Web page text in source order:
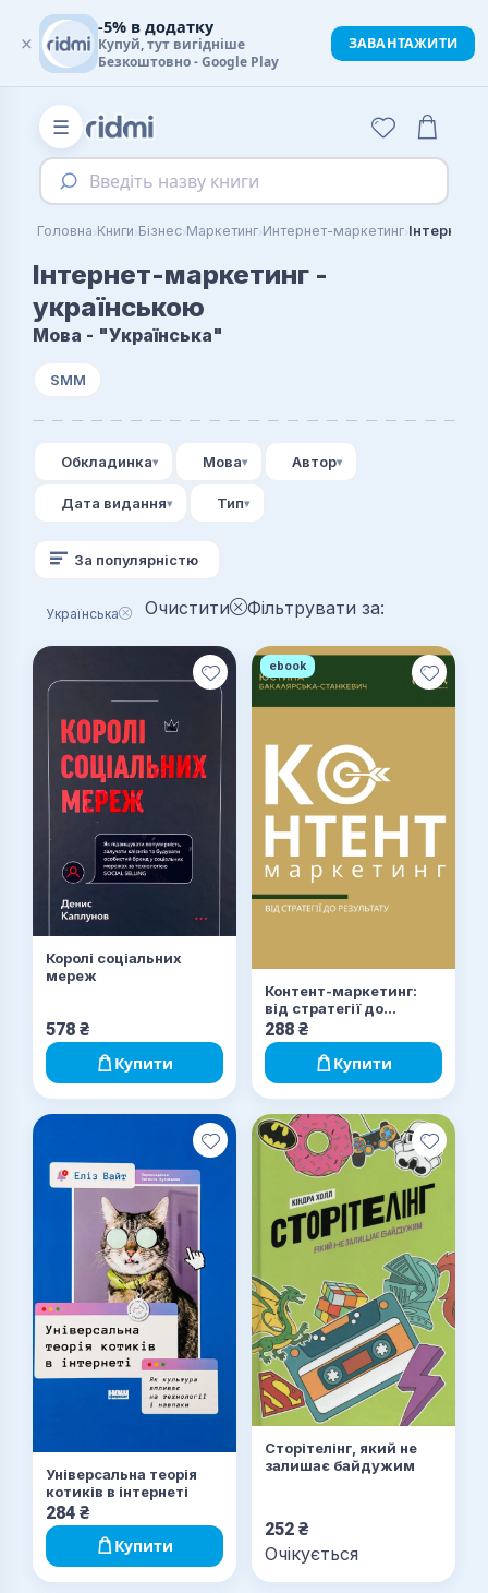
☰
Введіть назву книги
Головна›Книги›Бізнес›Маркетинг›Интернет-маркетинг›
Інтернет-маркетинг -
українською
Мова - "Українська"
SMM
Обкладинка Мова Автор
Дата видання Тип
За популярністю
Українська Очистити Фільтрувати за:
Королі соціальних
мереж
578 ₴
Купити
ebook
Контент-маркетинг:
від стратегії до
результату
288 ₴
Купити
Універсальна теорія
котиків в інтернеті
284 ₴
Купити
Сторітелінг, який не
залишає байдужим
252 ₴
Очікується
×
-5% в додатку
Купуй, тут вигідніше
Безкоштовно - Google Play
ЗАВАНТАЖИТИ